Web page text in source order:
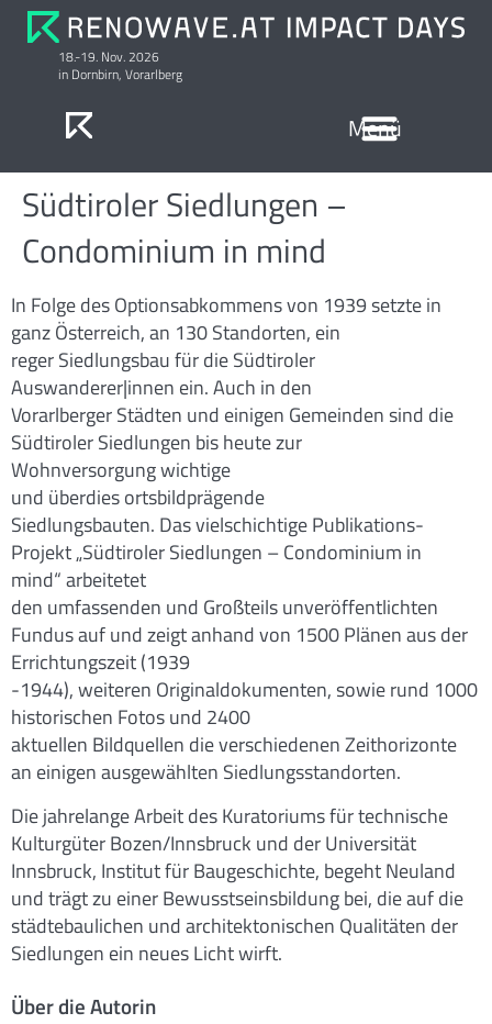
18.-19. Nov. 2026
in Dornbirn, Vorarlberg
Südtiroler Siedlungen –
Condominium in mind
In Folge des Optionsabkommens von 1939 setzte in
ganz Österreich, an 130 Standorten, ein
reger Siedlungsbau für die Südtiroler
Auswanderer|innen ein. Auch in den
Vorarlberger Städten und einigen Gemeinden sind die
Südtiroler Siedlungen bis heute zur
Wohnversorgung wichtige
und überdies ortsbildprägende
Siedlungsbauten. Das vielschichtige Publikations-
Projekt „Südtiroler Siedlungen – Condominium in
mind“ arbeitetet
den umfassenden und Großteils unveröffentlichten
Fundus auf und zeigt anhand von 1500 Plänen aus der
Errichtungszeit (1939
-1944), weiteren Originaldokumenten, sowie rund 1000
historischen Fotos und 2400
aktuellen Bildquellen die verschiedenen Zeithorizonte
an einigen ausgewählten Siedlungsstandorten.
Die jahrelange Arbeit des Kuratoriums für technische
Kulturgüter Bozen/Innsbruck und der Universität
Innsbruck, Institut für Baugeschichte, begeht Neuland
und trägt zu einer Bewusstseinsbildung bei, die auf die
städtebaulichen und architektonischen Qualitäten der
Siedlungen ein neues Licht wirft.
Über die Autorin